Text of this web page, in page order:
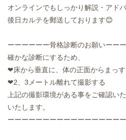
オンラインでもしっかり解説・アド
後日カルテを郵送しております😊
ーーーーーー骨格診断のお願いーー
確かな診断にするため、
❤床から垂直に、体の正面からまっ
❤2、3メートル離れて撮影する
上記の撮影環境がある事をご確認い
いたします。
ーーーーーーーーーーーーーーーー